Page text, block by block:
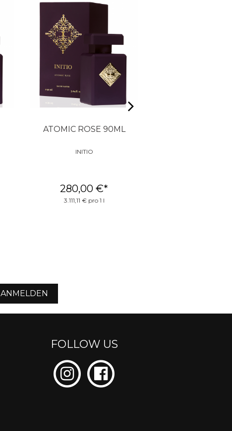
ATOMIC ROSE 90ML
INITIO
280,00 €*
3.111,11 € pro 1 l
ANMELDEN
FOLLOW US